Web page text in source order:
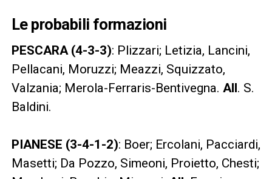
Le probabili formazioni
PESCARA (4-3-3): Plizzari; Letizia, Lancini,
Pellacani, Moruzzi; Meazzi, Squizzato,
Valzania; Merola-Ferraris-Bentivegna. All. S.
Baldini.
PIANESE (3-4-1-2): Boer; Ercolani, Pacciardi,
Masetti; Da Pozzo, Simeoni, Proietto, Chesti;